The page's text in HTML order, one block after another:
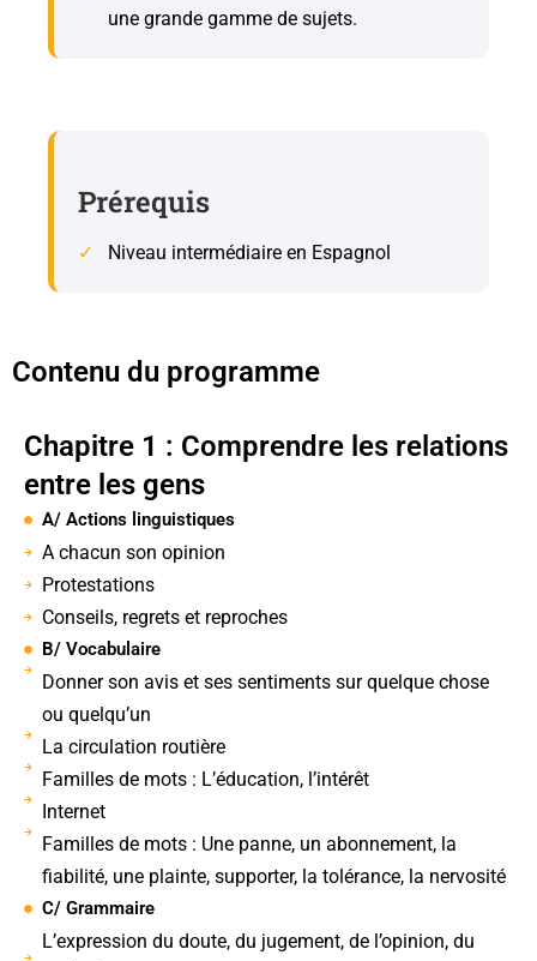
une grande gamme de sujets.
Prérequis
Niveau intermédiaire en Espagnol
Contenu du programme
Chapitre 1 : Comprendre les relations
entre les gens
A/ Actions linguistiques
A chacun son opinion
Protestations
Conseils, regrets et reproches
B/ Vocabulaire
Donner son avis et ses sentiments sur quelque chose
ou quelqu’un
La circulation routière
Familles de mots : L’éducation, l’intérêt
Internet
Familles de mots : Une panne, un abonnement, la
fiabilité, une plainte, supporter, la tolérance, la nervosité
C/ Grammaire
L’expression du doute, du jugement, de l’opinion, du